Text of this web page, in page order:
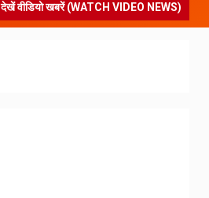
देखें वीडियो खबरें (WATCH VIDEO NEWS)